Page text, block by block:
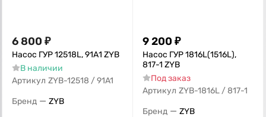
6 800 ₽
Насос ГУР 12518L, 91А1 ZYB
В наличии
Артикул ZYB-12518 / 91A1
Бренд — ZYB
9 200 ₽
Насос ГУР 1816L(1516L),
817-1 ZYB
Под заказ
Артикул ZYB-1816L / 817-1
Бренд — ZYB